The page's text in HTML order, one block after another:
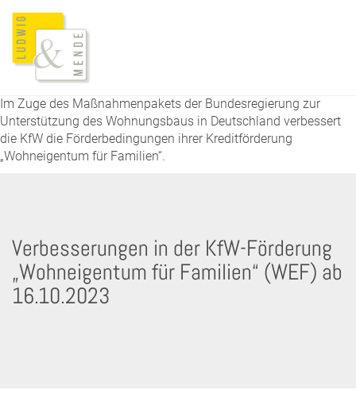
Im Zuge des Maßnahmenpakets der Bundesregierung zur
Unterstützung des Wohnungsbaus in Deutschland verbessert
die KfW die Förderbedingungen ihrer Kreditförderung
„Wohneigentum für Familien“.
Verbesserungen in der KfW-Förderung
„Wohneigentum für Familien“ (WEF) ab
16.10.2023